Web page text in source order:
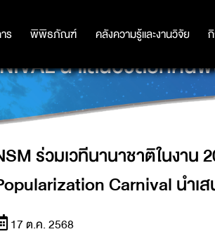
ร พิพิธภัณฑ์ คลังความรู้และงานวิจัย
ร พิพิธภัณฑ์ คลังความรู้และงานวิจัย
AND ROAD
นำเสนอวิสัยทัศ
ร่วมเวทีนานาชาติในงาน
Carnival น
17 ต.ค. 2568